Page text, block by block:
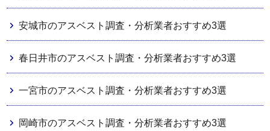
安城市のアスベスト調査・分析業者おすすめ3選
春日井市のアスベスト調査・分析業者おすすめ3選
一宮市のアスベスト調査・分析業者おすすめ3選
岡崎市のアスベスト調査・分析業者おすすめ3選